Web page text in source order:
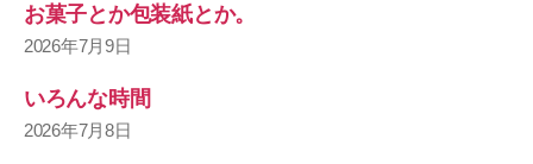
お菓子とか包装紙とか。
2026年7月9日
いろんな時間
2026年7月8日